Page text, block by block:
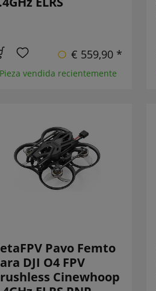
€ 559,90 *
vendida recientemente
Pavo Femto
DJI O4 FPV
Cinewhoop